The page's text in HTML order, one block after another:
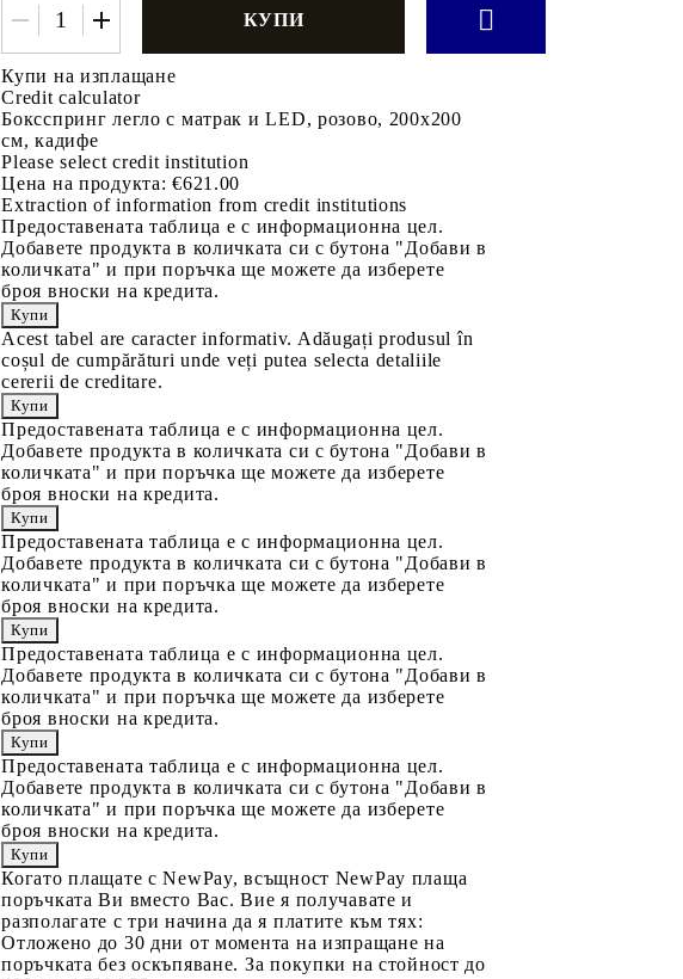
Купи на изплащане
Credit calculator
Боксспринг легло с матрак и LED, розово, 200x200
см, кадифе
Please select credit institution
Цена на продукта: €621.00
Extraction of information from credit institutions
Предоставената таблица е с информационна цел.
Добавете продукта в количката си с бутона "Добави в
количката" и при поръчка ще можете да изберете
броя вноски на кредита.
Acest tabel are caracter informativ. Adăugați produsul în
coșul de cumpărături unde veți putea selecta detaliile
cererii de creditare.
Предоставената таблица е с информационна цел.
Добавете продукта в количката си с бутона "Добави в
количката" и при поръчка ще можете да изберете
броя вноски на кредита.
Предоставената таблица е с информационна цел.
Добавете продукта в количката си с бутона "Добави в
количката" и при поръчка ще можете да изберете
броя вноски на кредита.
Предоставената таблица е с информационна цел.
Добавете продукта в количката си с бутона "Добави в
количката" и при поръчка ще можете да изберете
броя вноски на кредита.
Предоставената таблица е с информационна цел.
Добавете продукта в количката си с бутона "Добави в
количката" и при поръчка ще можете да изберете
броя вноски на кредита.
Когато плащате с NewPay, всъщност NewPay плаща
поръчката Ви вместо Вас. Вие я получавате и
разполагате с три начина да я платите към тях:
Отложено до 30 дни от момента на изпращане на
поръчката без оскъпяване. За покупки на стойност до